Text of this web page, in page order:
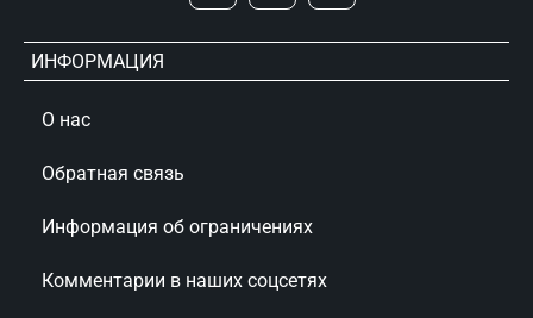
ИНФОРМАЦИЯ
О нас
Обратная связь
Информация об ограничениях
Комментарии в наших соцсетях